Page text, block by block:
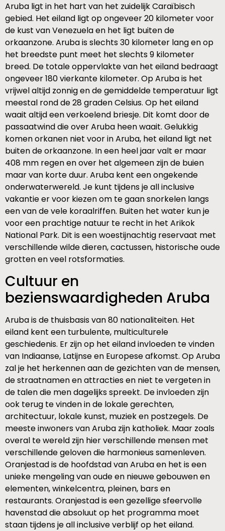
Aruba ligt in het hart van het zuidelijk Caraïbisch
gebied. Het eiland ligt op ongeveer 20 kilometer voor
de kust van Venezuela en het ligt buiten de
orkaanzone. Aruba is slechts 30 kilometer lang en op
het breedste punt meet het slechts 9 kilometer
breed. De totale oppervlakte van het eiland bedraagt
ongeveer 180 vierkante kilometer. Op Aruba is het
vrijwel altijd zonnig en de gemiddelde temperatuur ligt
meestal rond de 28 graden Celsius. Op het eiland
waait altijd een verkoelend briesje. Dit komt door de
passaatwind die over Aruba heen waait. Gelukkig
komen orkanen niet voor in Aruba, het eiland ligt net
buiten de orkaanzone. In een heel jaar valt er maar
408 mm regen en over het algemeen zijn de buien
maar van korte duur. Aruba kent een ongekende
onderwaterwereld. Je kunt tijdens je all inclusive
vakantie er voor kiezen om te gaan snorkelen langs
een van de vele koraalriffen. Buiten het water kun je
voor een prachtige natuur te recht in het Arikok
National Park. Dit is een woestijnachtig reservaat met
verschillende wilde dieren, cactussen, historische oude
grotten en veel rotsformaties.
Cultuur en
bezienswaardigheden Aruba
Aruba is de thuisbasis van 80 nationaliteiten. Het
eiland kent een turbulente, multiculturele
geschiedenis. Er zijn op het eiland invloeden te vinden
van Indiaanse, Latijnse en Europese afkomst. Op Aruba
zal je het herkennen aan de gezichten van de mensen,
de straatnamen en attracties en niet te vergeten in
de talen die men dagelijks spreekt. De invloeden zijn
ook terug te vinden in de lokale gerechten,
architectuur, lokale kunst, muziek en postzegels. De
meeste inwoners van Aruba zijn katholiek. Maar zoals
overal te wereld zijn hier verschillende mensen met
verschillende geloven die harmonieus samenleven.
Oranjestad is de hoofdstad van Aruba en het is een
unieke mengeling van oude en nieuwe gebouwen en
elementen, winkelcentra, pleinen, bars en
restaurants. Oranjestad is een gezellige sfeervolle
havenstad die absoluut op het programma moet
staan tijdens je all inclusive verblijf op het eiland.